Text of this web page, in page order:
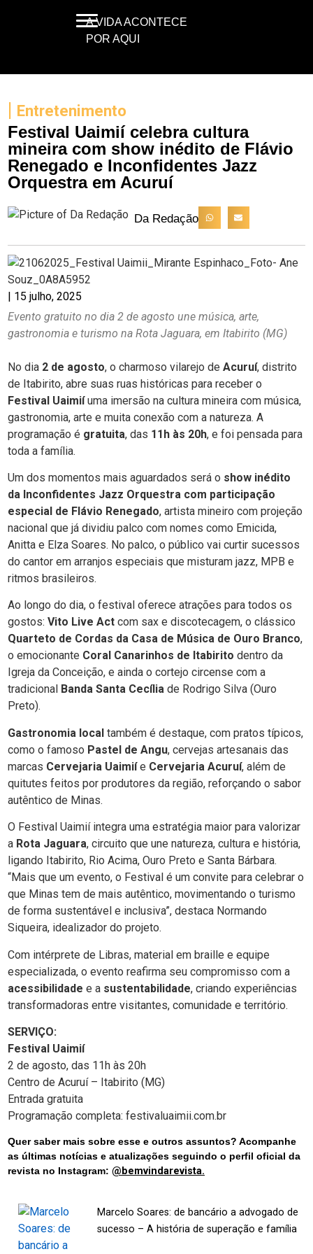
A VIDA ACONTECE
POR AQUI
| Entretenimento
Festival Uaimií celebra cultura
mineira com show inédito de Flávio
Renegado e Inconfidentes Jazz
Orquestra em Acuruí
Da Redação
| 15 julho, 2025
Evento gratuito no dia 2 de agosto une música, arte,
gastronomia e turismo na Rota Jaguara, em Itabirito (MG)
No dia 2 de agosto, o charmoso vilarejo de Acuruí, distrito
de Itabirito, abre suas ruas históricas para receber o
Festival Uaimiíuma imersão na cultura mineira com música,
gastronomia, arte e muita conexão com a natureza. A
programação é gratuita, das 11h às 20h, e foi pensada para
toda a família.
Um dos momentos mais aguardados será o show inédito
da Inconfidentes Jazz Orquestra com participação
especial de Flávio Renegado, artista mineiro com projeção
nacional que já dividiu palco com nomes como Emicida,
Anitta e Elza Soares. No palco, o público vai curtir sucessos
do cantor em arranjos especiais que misturam jazz, MPB e
ritmos brasileiros.
Ao longo do dia, o festival oferece atrações para todos os
gostos: Vito Live Act com sax e discotecagem, o clássico
Quarteto de Cordas da Casa de Música de Ouro Branco,
o emocionante Coral Canarinhos de Itabirito dentro da
Igreja da Conceição, e ainda o cortejo circense com a
tradicional Banda Santa Cecília de Rodrigo Silva (Ouro
Preto).
Gastronomia local também é destaque, com pratos típicos,
como o famoso Pastel de Angu, cervejas artesanais das
marcas Cervejaria Uaimiíe Cervejaria Acuruí, além de
quitutes feitos por produtores da região, reforçando o sabor
autêntico de Minas.
O Festival Uaimií integra uma estratégia maior para valorizar
a Rota Jaguara, circuito que une natureza, cultura e história,
ligando Itabirito, Rio Acima, Ouro Preto e Santa Bárbara.
“Mais que um evento, o Festival é um convite para celebrar o
que Minas tem de mais autêntico, movimentando o turismo
de forma sustentável e inclusiva”, destaca Normando
Siqueira, idealizador do projeto.
Com intérprete de Libras, material em braille e equipe
especializada, o evento reafirma seu compromisso com a
acessibilidade e a sustentabilidade, criando experiências
transformadoras entre visitantes, comunidade e território.
SERVIÇO:
Festival Uaimií
2 de agosto, das 11h às 20h
Centro de Acuruí – Itabirito (MG)
Entrada gratuita
Programação completa: festivaluaimii.com.br
Quer saber mais sobre esse e outros assuntos? Acompanhe
as últimas notícias e atualizações seguindo o perfil oficial da
revista no Instagram: @bemvindarevista.
Marcelo Soares: de bancário a advogado de
sucesso – A história de superação e família